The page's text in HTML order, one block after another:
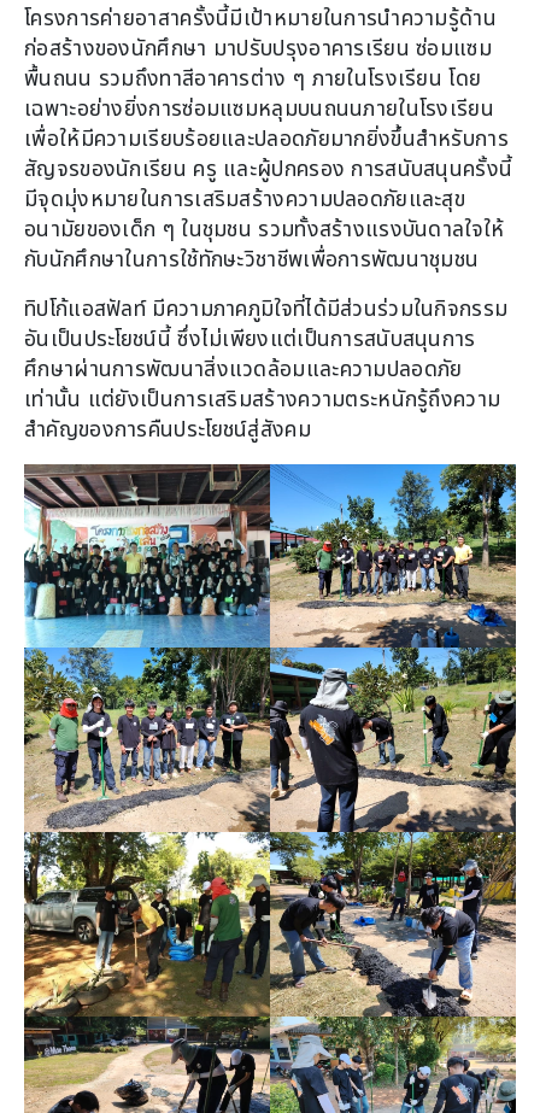
โครงการค่ายอาสาครั้งนี้มีเป้าหมายในการนำความรู้ด้าน
ก่อสร้างของนักศึกษา มาปรับปรุงอาคารเรียน ซ่อมแซม
พื้นถนน รวมถึงทาสีอาคารต่าง ๆ ภายในโรงเรียน โดย
เฉพาะอย่างยิ่งการซ่อมแซมหลุมบนถนนภายในโรงเรียน
เพื่อให้มีความเรียบร้อยและปลอดภัยมากยิ่งขึ้นสำหรับการ
สัญจรของนักเรียน ครู และผู้ปกครอง การสนับสนุนครั้งนี้
มีจุดมุ่งหมายในการเสริมสร้างความปลอดภัยและสุข
อนามัยของเด็ก ๆ ในชุมชน รวมทั้งสร้างแรงบันดาลใจให้
กับนักศึกษาในการใช้ทักษะวิชาชีพเพื่อการพัฒนาชุมชน
ทิปโก้แอสฟัลท์ มีความภาคภูมิใจที่ได้มีส่วนร่วมในกิจกรรม
อันเป็นประโยชน์นี้ ซึ่งไม่เพียงแต่เป็นการสนับสนุนการ
ศึกษาผ่านการพัฒนาสิ่งแวดล้อมและความปลอดภัย
เท่านั้น แต่ยังเป็นการเสริมสร้างความตระหนักรู้ถึงความ
สำคัญของการคืนประโยชน์สู่สังคม